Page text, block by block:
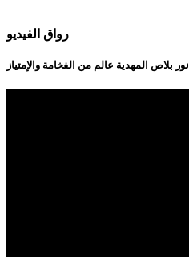
رواق الفيديو
نور بلاص المهدية عالم من الفخامة والإمتياز